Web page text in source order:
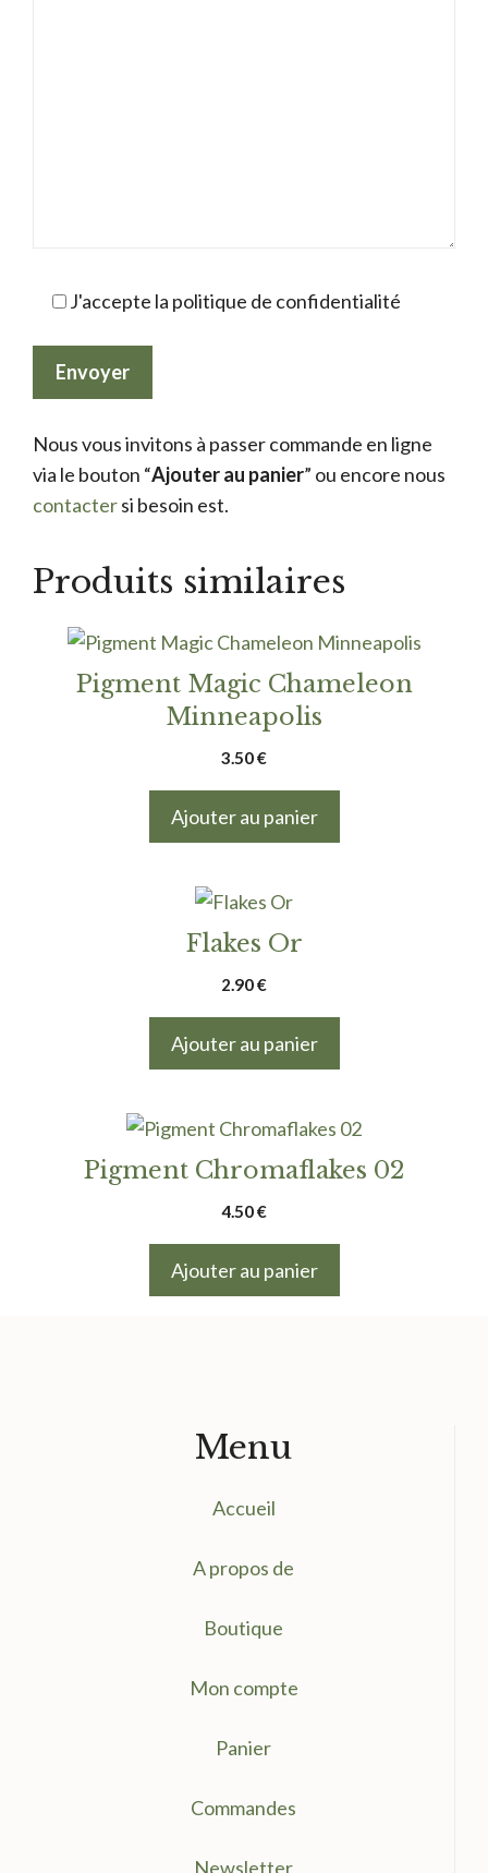
J'accepte la politique de confidentialité
Nous vous invitons à passer commande en ligne
via le bouton “Ajouter au panier” ou encore nous
contactersi besoin est.
Produits similaires
Pigment Magic Chameleon
Minneapolis
3.50€
Ajouter au panier
Flakes Or
2.90€
Ajouter au panier
Pigment Chromaflakes 02
4.50€
Ajouter au panier
Menu
Accueil
A propos de
Boutique
Mon compte
Panier
Commandes
Newsletter